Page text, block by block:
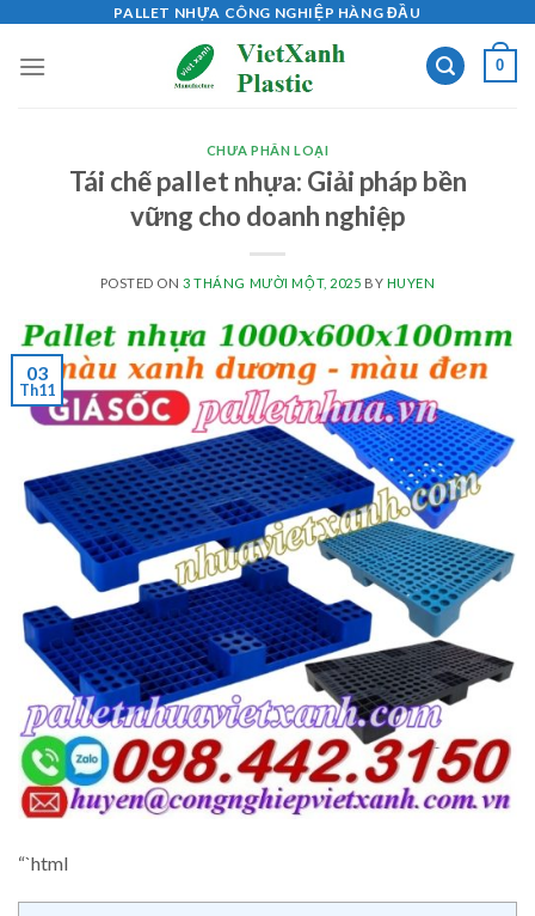
content
PALLET NHỰA CÔNG NGHIỆP HÀNG ĐẦU
0
CHƯA PHÂN LOẠI
Tái chế pallet nhựa: Giải pháp bền
vững cho doanh nghiệp
POSTED ON3 THÁNG MƯỜI MỘT, 2025 BY HUYEN
03
Th11
“`html